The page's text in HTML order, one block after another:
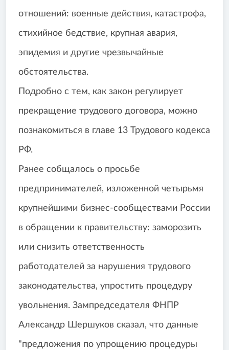
отношений: военные действия, катастрофа,
стихийное бедствие, крупная авария,
эпидемия и другие чрезвычайные
обстоятельства.
Подробно с тем, как закон регулирует
прекращение трудового договора, можно
познакомиться в главе 13 Трудового кодекса
РФ.
Ранее собщалось о просьбе
предпринимателей, изложенной четырьмя
крупнейшими бизнес-сообществами России
в обращении к правительству: заморозить
или снизить ответственность
работодателей за нарушения трудового
законодательства, упростить процедуру
увольнения. Зампредседателя ФНПР
Александр Шершуков сказал, что данные
"предложения по упрощению процедуры